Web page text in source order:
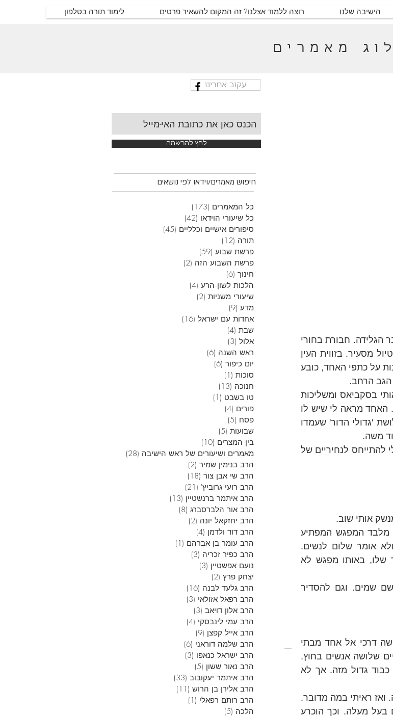
הישיבה שלנו רוצה ללמוד אצלנו? זה המקום להשאיר פרטים לימוד תורה בטלפון
מאמרים
עקוב אחרינו
לחץ להרשמה
חיפוש מאמרים/וידאו לפי נושאים
כל המאמרים (173)
כל שיעורי הוידאו (42)
סיפורים אישיים וכלליים (45)
תורה (12)
פרשת שבוע (59)
פרשת השבוע הזה (2)
חינוך (6)
הלכות לשון הרע (4)
שיעורי משניות (2)
מדע (9)
אחדות עם ישראל (16)
שבת (4)
אלול (3)
ראש השנה (6)
יום כיפור (6)
סוכות (1)
חנוכה (13)
טו בשבט (1)
פורים (4)
פסח (5)
שבועות (5)
בין המצרים (10)
מאמרים ושיעורים של ראש הישיבה (28)
הרב בנימין שמיר (2)
הרב שי אבן צור (18)
הרב רועי גרוביץ' (21)
הרב איתמר ברנשטיין (13)
הרב אור הלברסברג (8)
הרב יחזקאל יונה (2)
הרב דוד ולדמן (4)
הרב עומר בן אברהם (1)
הרב כפיר זכריה (3)
נועם אפשטיין (3)
יצחק פרץ (2)
הרב גלעד לבנה (16)
הרב רפאל אזולאי (3)
הרב אלון דויאב (3)
הרב עמי לינבסקי (4)
הרב אייל קפצן (9)
הרב שלמה דוראני (6)
הרב ישראל כנאפו (3)
הרב נאור ששון (5)
הרב איתמר יעקובוב (33)
הרב אלירן בן הרוש (11)
הרב רותם רפאלי (1)
הלכה (5)
הגב הרחב.
משה.
אותי שוב.